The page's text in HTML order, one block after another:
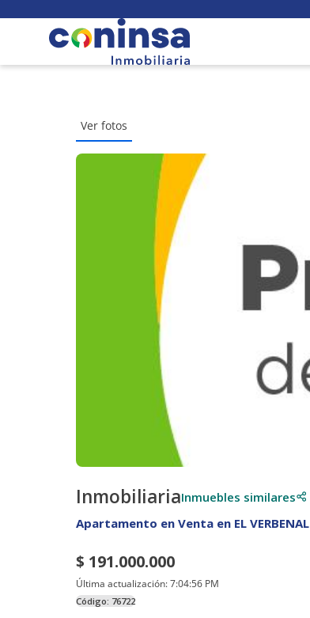
Ver fotos
InmobiliariaInmuebles similares
Apartamento en Venta en EL VERBENAL
$ 191.000.000
Última actualización:7:04:56 PM
Código: 76722